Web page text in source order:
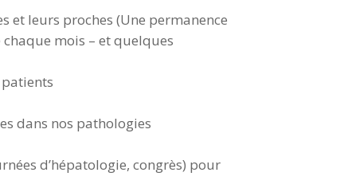
et leurs proches (Une permanence
mois – et quelques
dans nos pathologies
d’hépatologie, congrès) pour